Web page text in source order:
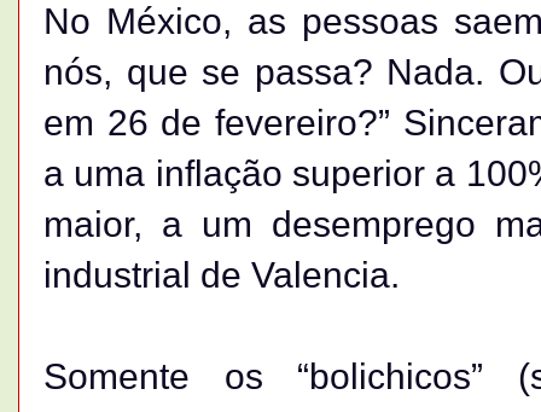
No México, as pessoas
nós, que se passa? Nada.
em 26 de fevereiro?”
a uma inflação superior a
maior, a um desemprego
industrial de Valencia.
Somente os “bolichicos”